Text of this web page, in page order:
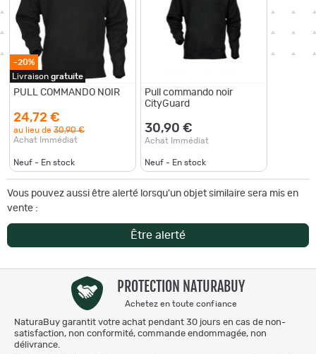
-20%
Livraison gratuite
PULL COMMANDO NOIR
24,72 €
au lieu de 30,90 €
Achat Immédiat
Neuf - En stock
Pull commando noir
CityGuard
30,90 €
Achat Immédiat
Neuf - En stock
Vous pouvez aussi être alerté lorsqu'un objet similaire sera mis en
vente :
Être alerté
PROTECTION NATURABUY
Achetez en toute confiance
NaturaBuy garantit votre achat pendant 30 jours en cas de non-
satisfaction, non conformité, commande endommagée, non
délivrance.